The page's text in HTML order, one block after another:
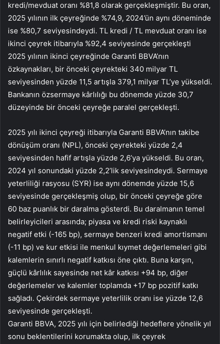
kredi/mevduat oranı %81,8 olarak gerçekleşmiştir. Bu oran,
2025 yılının ilk çeyreğinde %74,9, 2024’ün aynı döneminde
ise %80,7 seviyesindeydi. TL kredi / TL mevduat oranı ise
ikinci çeyrek itibarıyla %92,4 seviyesinde gerçekleşti
2025 yılının ikinci çeyreğinde Garanti BBVA’nın
özkaynakları, bir önceki çeyrekteki 340 milyar TL
seviyesinden yüzde 11,5 artışla 379,1 milyar TL’ye yükseldi.
Bankanın özsermaye kârlılığı bu dönemde yüzde 30,7
düzeyinde bir önceki çeyreğe paralel gerçekleşti.
2025 yılı ikinci çeyreği itibarıyla Garanti BBVA’nın takibe
dönüşüm oranı (NPL), önceki çeyrekteki yüzde 2,4
seviyesinden hafif artışla yüzde 2,6’ya yükseldi. Bu oran,
2024 yıl sonundaki yüzde 2,2’lik seviyesindeydi. Sermaye
yeterliliği rasyosu (SYR) ise aynı dönemde yüzde 15,6
seviyesinde gerçekleşmiş olup, bir önceki çeyreğe göre
60 baz puanlık bir daralma gösterdi. Bu daralmanın temel
belirleyicileri arasında; piyasa ve kredi riski kaynaklı
negatif etki (-165 bp), sermaye benzeri kredi amortismanı
(-11 bp) ve kur etkisi ile menkul kıymet değerlemeleri gibi
kalemlerin sınırlı negatif katkısı öne çıktı. Buna karşın,
güçlü kârlılık sayesinde net kâr katkısı +94 bp, diğer
değerlemeler ve kalemler toplamda +17 bp pozitif katkı
sağladı. Çekirdek sermaye yeterlilik oranı ise yüzde 12,6
seviyesinde gerçekleşti.
Garanti BBVA, 2025 yılı için belirlediği hedeflere yönelik yıl
sonu beklentilerini korumakta olup, ilk çeyrek